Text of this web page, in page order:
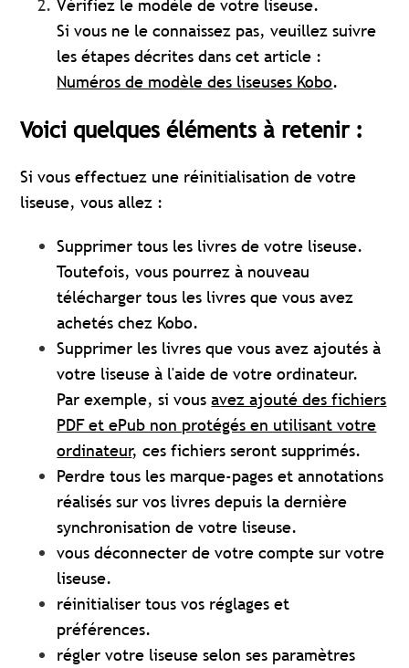
Vérifiez le modèle de votre liseuse.
Si vous ne le connaissez pas, veuillez suivre
les étapes décrites dans cet article :
Numéros de modèle des liseuses Kobo.
Voici quelques éléments à retenir :
Si vous effectuez une réinitialisation de votre
liseuse, vous allez :
Supprimer tous les livres de votre liseuse.
Toutefois, vous pourrez à nouveau
télécharger tous les livres que vous avez
achetés chez Kobo.
Supprimer les livres que vous avez ajoutés à
votre liseuse à l'aide de votre ordinateur.
Par exemple, si vousavez ajouté des fichiers
PDF et ePub non protégés en utilisant votre
ordinateur, ces fichiers seront supprimés.
Perdre tous les marque-pages et annotations
réalisés sur vos livres depuis la dernière
synchronisation de votre liseuse.
vous déconnecter de votre compte sur votre
liseuse.
réinitialiser tous vos réglages et
préférences.
régler votre liseuse selon ses paramètres